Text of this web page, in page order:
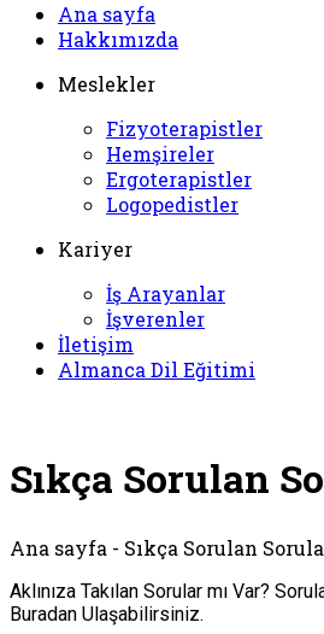
Ana sayfa
Hakkımızda
Meslekler
Fizyoterapistler
Hemşireler
Ergoterapistler
Logopedistler
Kariyer
İş Arayanlar
İşverenler
İletişim
Almanca Dil Eğitimi
Sıkça Sorulan
Ana sayfa - Sıkça Sorulan
Aklınıza Takılan Sorular mı Var?
Buradan Ulaşabilirsiniz.